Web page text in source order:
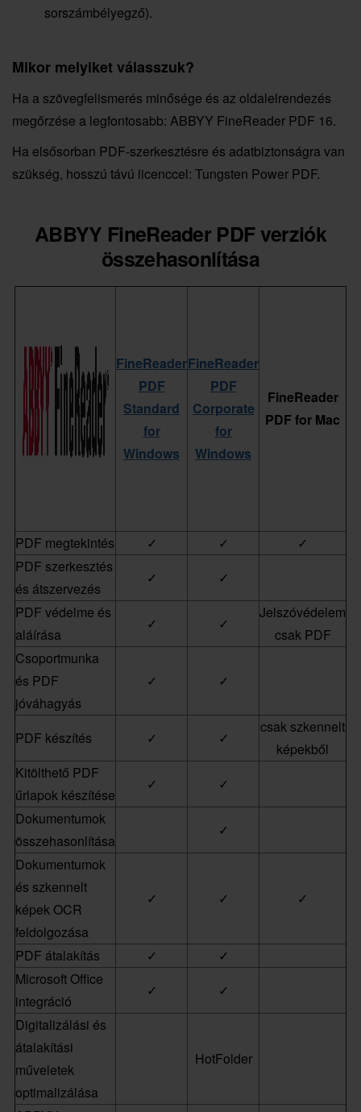
sorszámbélyegző).
Mikor melyiket válasszuk?
Ha a szövegfelismerés minősége és az oldalelrendezés
megőrzése a legfontosabb: ABBYY FineReader PDF 16.
Ha elsősorban PDF-szerkesztésre és adatbiztonságra van
szükség, hosszú távú licenccel: Tungsten Power PDF.
ABBYY FineReader PDF verziók
összehasonlítása
FineReader
PDF
Standard
for
Windows
FineReader
PDF
Corporate
for
Windows
FineReader
PDF for Mac
PDF megtekintés ✓ ✓
✓
PDF szerkesztés
és átszervezés
✓
✓
PDF védelme és
aláírása
✓ ✓
Jelszóvédelem
csak PDF
Csoportmunka
és PDF
jóváhagyás
✓ ✓
PDF készítés ✓ ✓
csak szkennelt
képekből
Kitölthető PDF
űrlapok készítése
✓
✓
Dokumentumok
összehasonlítása
✓
Dokumentumok
és szkennelt
képek OCR
feldolgozása
✓ ✓ ✓
PDF átalakítás ✓
✓
Microsoft Office
integráció
✓
✓
Digitalizálási és
átalakítási
műveletek
optimalizálása
HotFolder